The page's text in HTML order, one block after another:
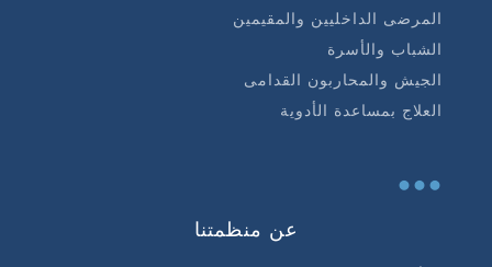
المرضى الداخليين والمقيمين
الشباب والأسرة
الجيش والمحاربون القدامى
العلاج بمساعدة الأدوية
...
عن منظمتنا